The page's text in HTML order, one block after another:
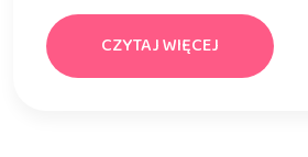
CZYTAJ WIĘCEJ